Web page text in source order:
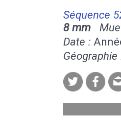
Séquence
8 mm
Date :
Géographie